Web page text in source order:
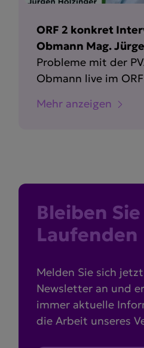
ORF 2 konkret
Obmann Mag.
Probleme mit der
Obmann live im ORF
Mehr anzeigen
Bleiben
Laufenden
Melden Sie sich
Newsletter an und
immer aktuelle
die Arbeit unseres